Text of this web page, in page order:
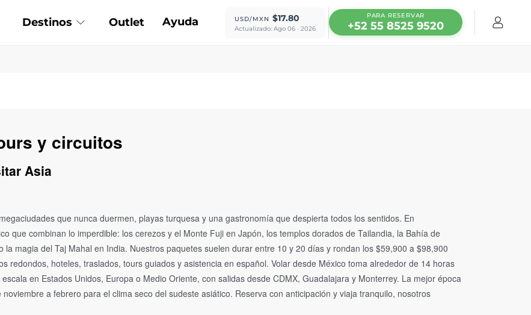
Destinos Outlet Ayuda USD/MXN $17.80
Actualizado: Ago 06 · 2026
PARA RESERVAR
+52 55 8525 9520
y circuitos
Asia
que nunca duermen, playas turquesa y una gastronomía que despierta todos los sentidos. En
que combinan lo imperdible: los cerezos y el Monte Fuji en Japón, los templos dorados de Tailandia, la Bahía de
magia del Taj Mahal en India. Nuestros paquetes suelen durar entre 10 y 20 días y rondan los $59,900 a $98,900
redondos, hoteles, traslados, tours guiados y asistencia en español. Volar desde México toma alrededor de 14 horas
en Estados Unidos, Europa o Medio Oriente, con salidas desde CDMX, Guadalajara y Monterrey. La mejor época
a febrero para el clima seco del sudeste asiático. Reserva con anticipación y viaja tranquilo, nosotros